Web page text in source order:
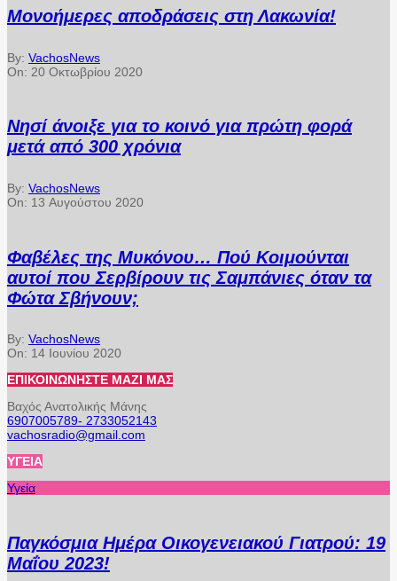
Μονοήμερες αποδράσεις στη Λακωνία!
By: VachosNews
On: 20 Οκτωβρίου 2020
Νησί άνοιξε για το κοινό για πρώτη φορά
μετά από 300 χρόνια
By: VachosNews
On: 13 Αυγούστου 2020
Φαβέλες της Μυκόνου… Πού Κοιμούνται
αυτοί που Σερβίρουν τις Σαμπάνιες όταν τα
Φώτα Σβήνουν;
By: VachosNews
On: 14 Ιουνίου 2020
ΕΠΙΚΟΙΝΩΝΉΣΤΕ ΜΑΖΊ ΜΑΣ
Βαχός Ανατολικής Μάνης
6907005789- 2733052143
vachosradio@gmail.com
ΥΓΕΊΑ
Υγεία
Παγκόσμια Ημέρα Οικογενειακού Γιατρού: 19
Μαΐου 2023!